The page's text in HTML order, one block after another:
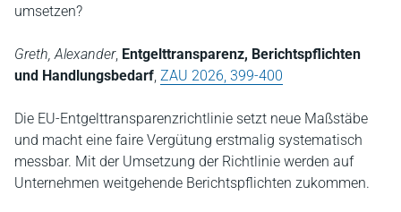
umsetzen?
Greth, Alexander, Entgelttransparenz, Berichtspflichten
und Handlungsbedarf, ZAU 2026, 399-400
Die EU-Entgelttransparenzrichtlinie setzt neue Maßstäbe
und macht eine faire Vergütung erstmalig systematisch
messbar. Mit der Umsetzung der Richtlinie werden auf
Unternehmen weitgehende Berichtspflichten zukommen.